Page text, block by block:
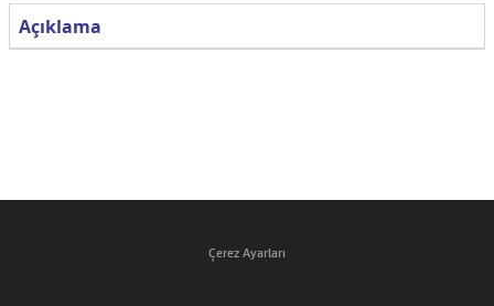
Açıklama
Çerez Ayarları